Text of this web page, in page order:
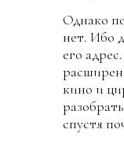
Однако
нет. Ибо
его
кино и
спустя